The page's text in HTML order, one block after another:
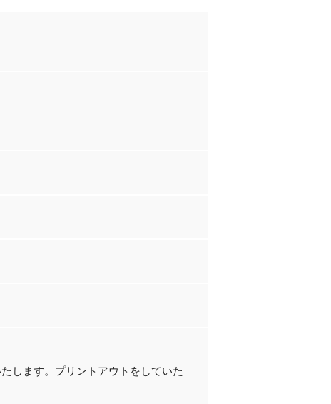
します。プリントアウトをしていた